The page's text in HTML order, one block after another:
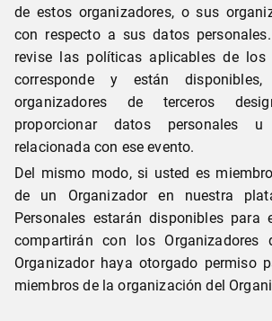
de estos organizadores, o sus
con respecto a sus datos
revise las políticas aplicables de los
corresponde y están
organizadores de terceros
proporcionar datos personales
relacionada con ese evento.
Del mismo modo, si usted es
de un Organizador en nuestra
Personales estarán disponibles para
compartirán con los Organizadores
Organizador haya otorgado permiso
miembros de la organización del